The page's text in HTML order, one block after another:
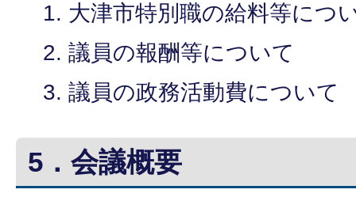
大津市特別職の給料等につ
議員の報酬等について
議員の政務活動費について
5．会議概要